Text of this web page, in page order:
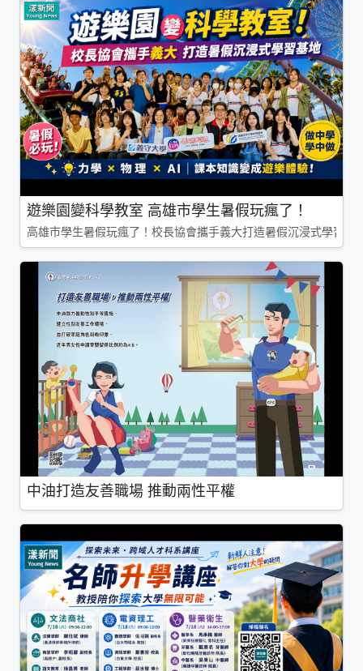
遊樂園變科學教室 高雄市學生暑假玩瘋了！
高雄市學生暑假玩瘋了！校長協會攜手義大打造暑假沉浸式學習基
中油打造友善職場 推動兩性平權